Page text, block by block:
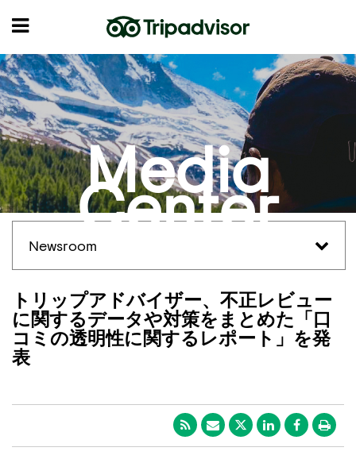
Media
Center
Newsroom
トリップアドバイザー、不正レビュー
に関するデータや対策をまとめた「口
コミの透明性に関するレポート」を発
表